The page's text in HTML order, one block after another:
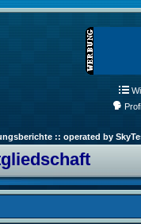
:: operated by